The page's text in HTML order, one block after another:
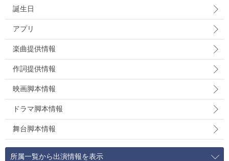
誕生日
アプリ
楽曲提供情報
作詞提供情報
映画脚本情報
ドラマ脚本情報
舞台脚本情報
所属一覧から出演情報を表示